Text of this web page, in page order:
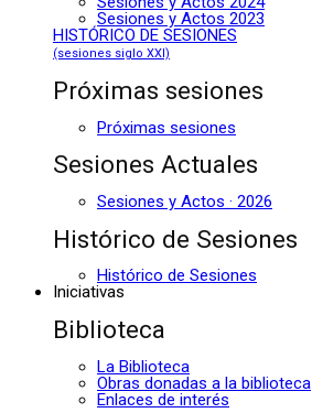
Sesiones y Actos 2023
HISTÓRICO DE SESIONES
(sesiones siglo XXI)
Próximas sesiones
Próximas sesiones
Sesiones Actuales
Sesiones y Actos · 2026
Histórico de Sesiones
Histórico de Sesiones
Iniciativas
Biblioteca
La Biblioteca
Obras donadas a la biblioteca
Enlaces de interés